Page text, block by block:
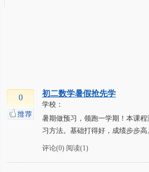
0 初二数学暑假抢先学
学校：
暑期做预习，领跑一学期！本课
习方法。基础打得好，成绩步步
评论(0) 阅读(1)